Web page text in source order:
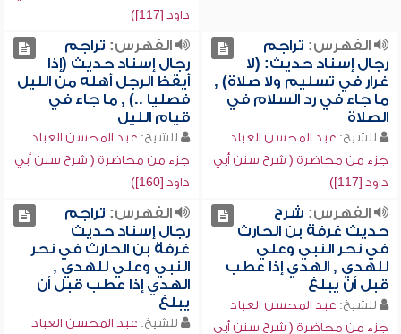
داود [117])
الفهرس: تراجم
رجال إسناد حديث: (لا
غرار في تسليم ولا صلاة) ,
ما جاء في رد السلام في
الصلاة
للشيخ: عبد المحسن العباد
جزء من محاضرة ( شرح سنن أبي
داود [117])
الفهرس: تراجم
رجال إسناد حديث (إذا
أيقظ الرجل أهله من الليل
فصليا ..) , ما جاء في
قيام الليل
للشيخ: عبد المحسن العباد
جزء من محاضرة ( شرح سنن أبي
داود [160])
الفهرس: شرح
حديث غرفة بن الحارث
في نحر النبي وعلي
للهدي , الهدي إذا عطب
قبل أن يبلغ
للشيخ: عبد المحسن العباد
جزء من محاضرة ( شرح سنن أبي
الفهرس: تراجم
رجال إسناد حديث
غرفة بن الحارث في نحر
النبي وعلي للهدي ,
الهدي إذا عطب قبل أن
يبلغ
للشيخ: عبد المحسن العباد